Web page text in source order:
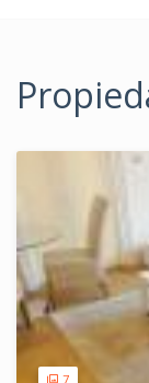
7